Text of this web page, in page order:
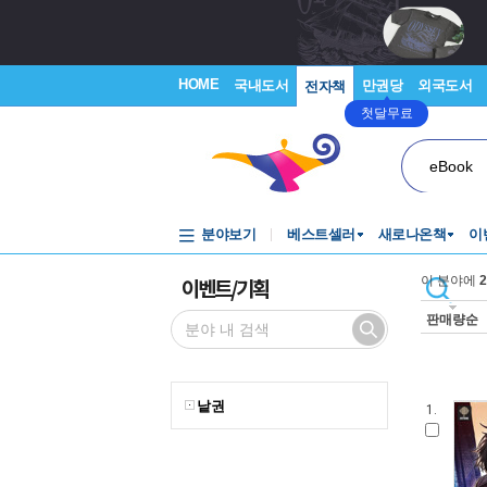
HOME 국내도서 전자책 만권당
첫달무료
외국도서
eBook
분야보기 베스트셀러 새로나온책 이
이벤트/기획
낱권
이 분야에 2
판매량순
1.